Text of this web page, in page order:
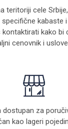
teritoriji cele
kabaste
kako bi
cenovnik i
za
kao lageri